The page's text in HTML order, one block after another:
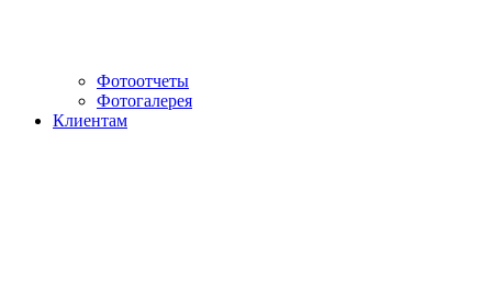
Фотоотчеты
Фотогалерея
Клиентам